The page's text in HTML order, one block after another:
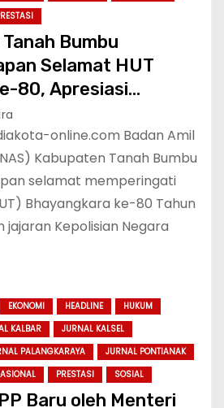
Bumbu
Selamat HUT
80, Apresiasi
Keamanan
online.com Badan Amil
Kabupaten Tanah Bumbu
selamat memperingati
Bhayangkara ke-80 Tahun
jajaran Kepolisian Negara
EKONOMI HEADLINE
HUKUM
KALBAR
JURNAL KALSEL
PALANGKARAYA
JURNAL PONTIANAK
PRESTASI SOSIAL
Baru oleh Menteri